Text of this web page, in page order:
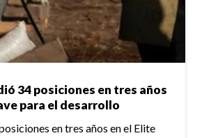
34 posiciones en tres años
para el desarrollo
en tres años en el Elite